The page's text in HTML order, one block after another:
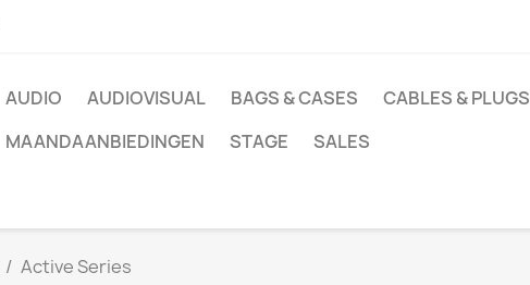
AUDIO AUDIOVISUAL BAGS & CASES CABLES & PLUGS
MAANDAANBIEDINGEN
STAGE SALES
Active Series